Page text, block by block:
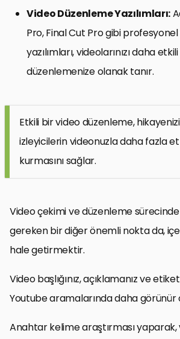
Video Düzenleme Yazılımları:
Pro, Final Cut Pro gibi
yazılımları, videolarınızı daha
düzenlemenize olanak tanır.
Etkili bir video düzenleme,
izleyicilerin videonuzla daha fazla
kurmasını sağlar.
Video çekimi ve düzenleme
gereken bir diğer önemli nokta da,
hale getirmektir.
Video başlığınız, açıklamanız ve
Youtube aramalarında daha görünür
Anahtar kelime araştırması yaparak,